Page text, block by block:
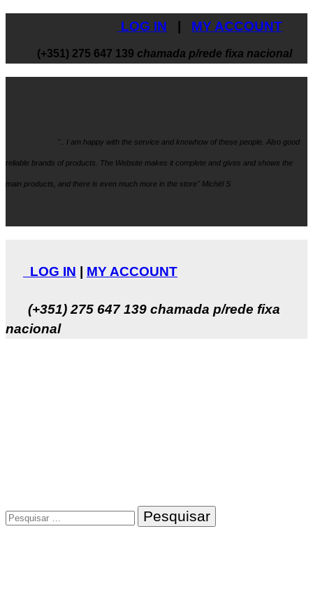
LOG IN MY ACCOUNT
(+351) 275 647 139 chamada p/rede fixa nacional
".. I am happy with the service and knowhow of these people. Also good
reliable brands of products. The Website makes it complete and gives and shows the
main products, and there is even much more in the store" Michël S
LOG IN MY ACCOUNT
(+351) 275 647 139 chamada p/rede fixa
nacional
Pesquisar
por: